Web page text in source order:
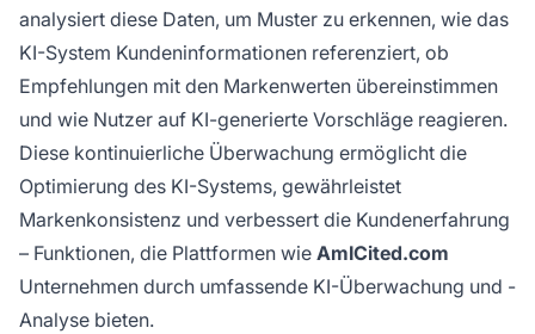
analysiert diese Daten, um Muster zu erkennen, wie das
KI-System Kundeninformationen referenziert, ob
Empfehlungen mit den Markenwerten übereinstimmen
und wie Nutzer auf KI-generierte Vorschläge reagieren.
Diese kontinuierliche Überwachung ermöglicht die
Optimierung des KI-Systems, gewährleistet
Markenkonsistenz und verbessert die Kundenerfahrung
– Funktionen, die Plattformen wie AmICited.com
Unternehmen durch umfassende KI-Überwachung und -
Analyse bieten.